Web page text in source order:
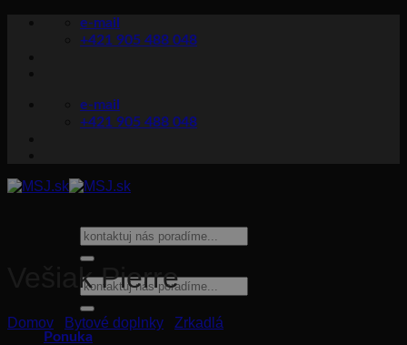
e-mail
+421 905 488 048
e-mail
+421 905 488 048
Hľadať:
Hľadať:
Ponuka
Vešiak Pierre
Domov Bytové doplnky Zrkadlá